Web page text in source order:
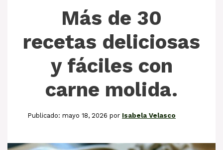
Más de 30
recetas deliciosas
y fáciles con
carne molida.
mayo 18, 2026 por Isabela Velasco